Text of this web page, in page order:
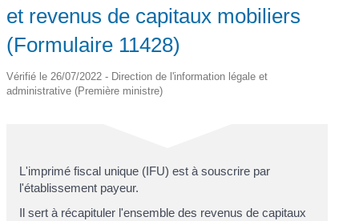
et revenus de capitaux mobiliers
(Formulaire 11428)
Vérifié le 26/07/2022 - Direction de l'information légale et
administrative (Première ministre)
L'imprimé fiscal unique (IFU) est à souscrire par
l'établissement payeur.
Il sert à récapituler l'ensemble des revenus de capitaux